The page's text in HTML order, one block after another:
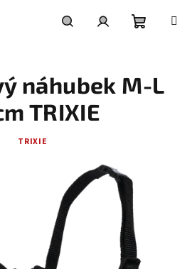
košík
náhubek M-L
TRIXIE
TRIXIE